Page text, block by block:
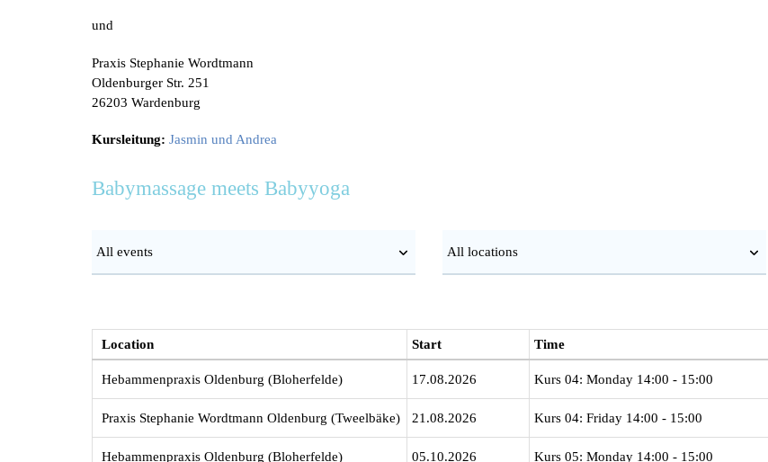
und
Praxis Stephanie Wordtmann
Oldenburger Str. 251
26203 Wardenburg
Kursleitung: Jasmin und Andrea
Babymassage meets Babyyoga
Location Start Time
Hebammenpraxis Oldenburg (Bloherfelde) 17.08.2026 Kurs 04: Monday 14:00 - 15:00
Praxis Stephanie Wordtmann Oldenburg (Tweelbäke) 21.08.2026 Kurs 04: Friday 14:00 - 15:00
Hebammenpraxis Oldenburg (Bloherfelde) 05.10.2026 Kurs 05: Monday 14:00 - 15:00